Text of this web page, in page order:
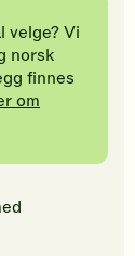
velge? Vi
norsk
finnes
om